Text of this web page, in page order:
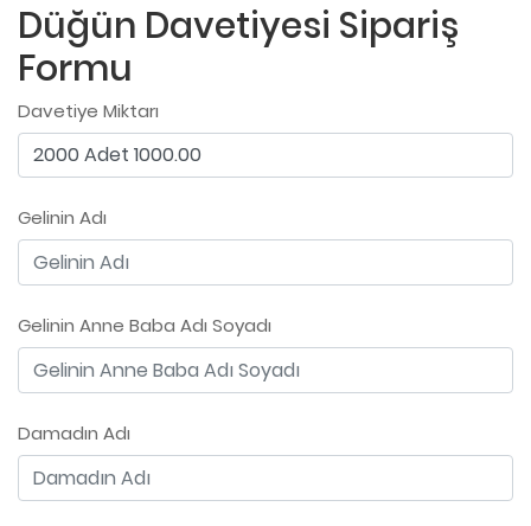
Düğün Davetiyesi Sipariş
Formu
Davetiye Miktarı
Gelinin Adı
Gelinin Anne Baba Adı Soyadı
Damadın Adı